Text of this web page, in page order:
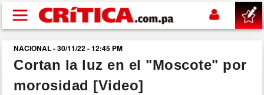
Pasar al contenido principal
buscar
SUCESOS
NACIONAL - 30/11/22 - 12:45 PM
Cortan la luz en el "Moscote" por
morosidad [Video]